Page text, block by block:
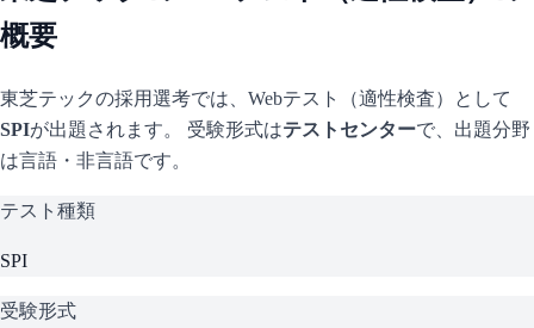
概要
東芝テックの採用選考では、Webテスト（適性検査）として
SPIが出題されます。 受験形式はテストセンターで、 出題分野
は言語・非言語です。
テスト種類
SPI
受験形式